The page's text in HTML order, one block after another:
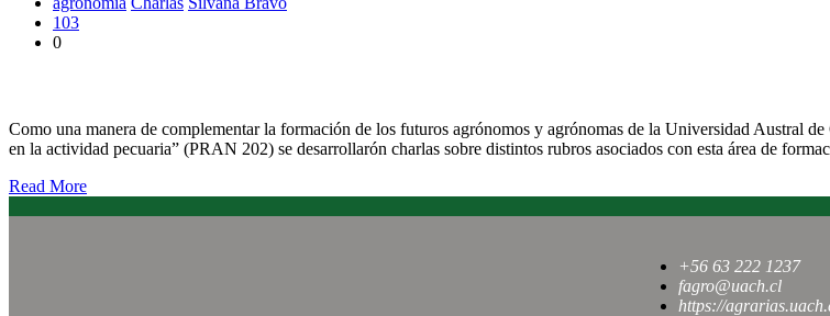
103
0
Como una manera de complementar la formación de los futuros agrónomos y agrónomas de la Universidad Austral
en la actividad pecuaria” (PRAN 202) se desarrollarón charlas sobre distintos rubros asociados con esta área de
Read More
+56 63 222 1237
fagro@uach.cl
https://